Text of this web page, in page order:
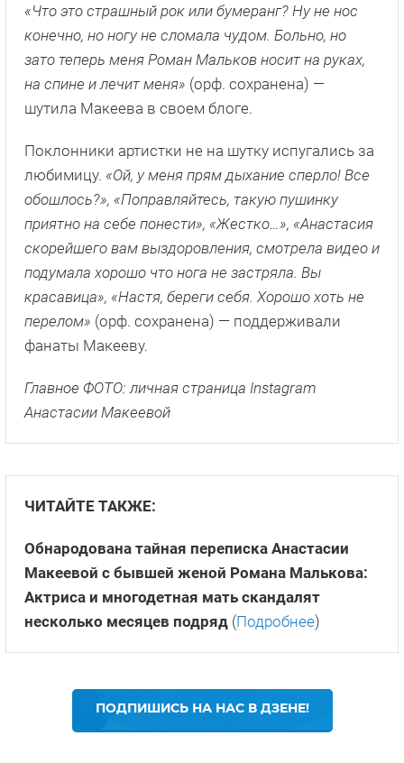
«Что это страшный рок или бумеранг? Ну не нос
конечно, но ногу не сломала чудом. Больно, но
зато теперь меня Роман Мальков носит на руках,
на спине и лечит меня» (орф. сохранена) —
шутила Макеева в своем блоге.
Поклонники артистки не на шутку испугались за
любимицу. «Ой, у меня прям дыхание сперло! Все
обошлось?», «Поправляйтесь, такую пушинку
приятно на себе понести», «Жестко…», «Анастасия
скорейшего вам выздоровления, смотрела видео и
подумала хорошо что нога не застряла. Вы
красавица», «Настя, береги себя. Хорошо хоть не
перелом» (орф. сохранена) — поддерживали
фанаты Макееву.
Главное ФОТО: личная страница Instagram
Анастасии Макеевой
ЧИТАЙТЕ ТАКЖЕ:
Обнародована тайная переписка Анастасии
Макеевой с бывшей женой Романа Малькова:
Актриса и многодетная мать скандалят
несколько месяцев подряд (Подробнее)
ПОДПИШИСЬ НА НАС В ДЗЕНЕ!